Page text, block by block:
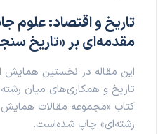
تاریخ و اقتصاد: علوم
مقدمه‌ای بر «تاریخ
این مقاله در نخستین همایش
تاریخ و همکاری‌های میان
کتاب «مجموعه مقالات
رشته‌ای» چاپ شده‌است.